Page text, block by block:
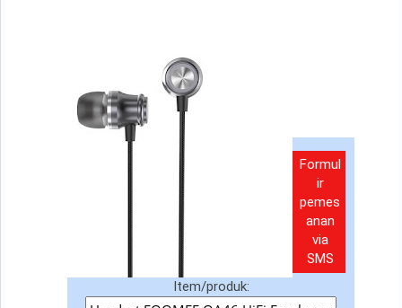
Formul
ir
pemes
anan
via
SMS
Item/produk: